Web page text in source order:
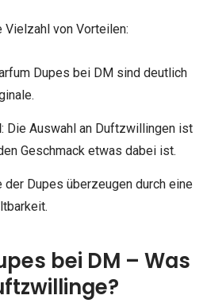
von Vorteilen:
Dupes bei DM sind deutlich
: Die Auswahl an Duftzwillingen ist
Geschmack etwas dabei ist.
der Dupes überzeugen durch eine
bei DM – Was